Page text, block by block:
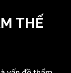
THẾ